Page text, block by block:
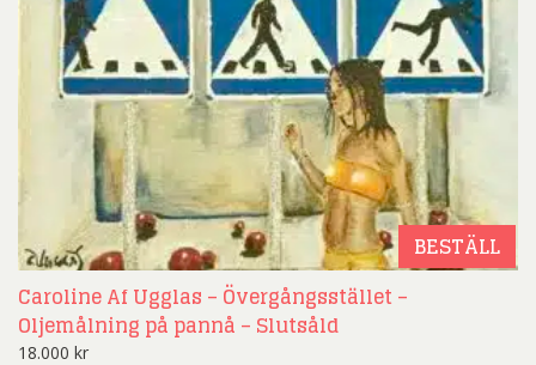
BESTÄLL
Caroline Af Ugglas – Övergångsstället –
Oljemålning på pannå – Slutsåld
18.000 kr